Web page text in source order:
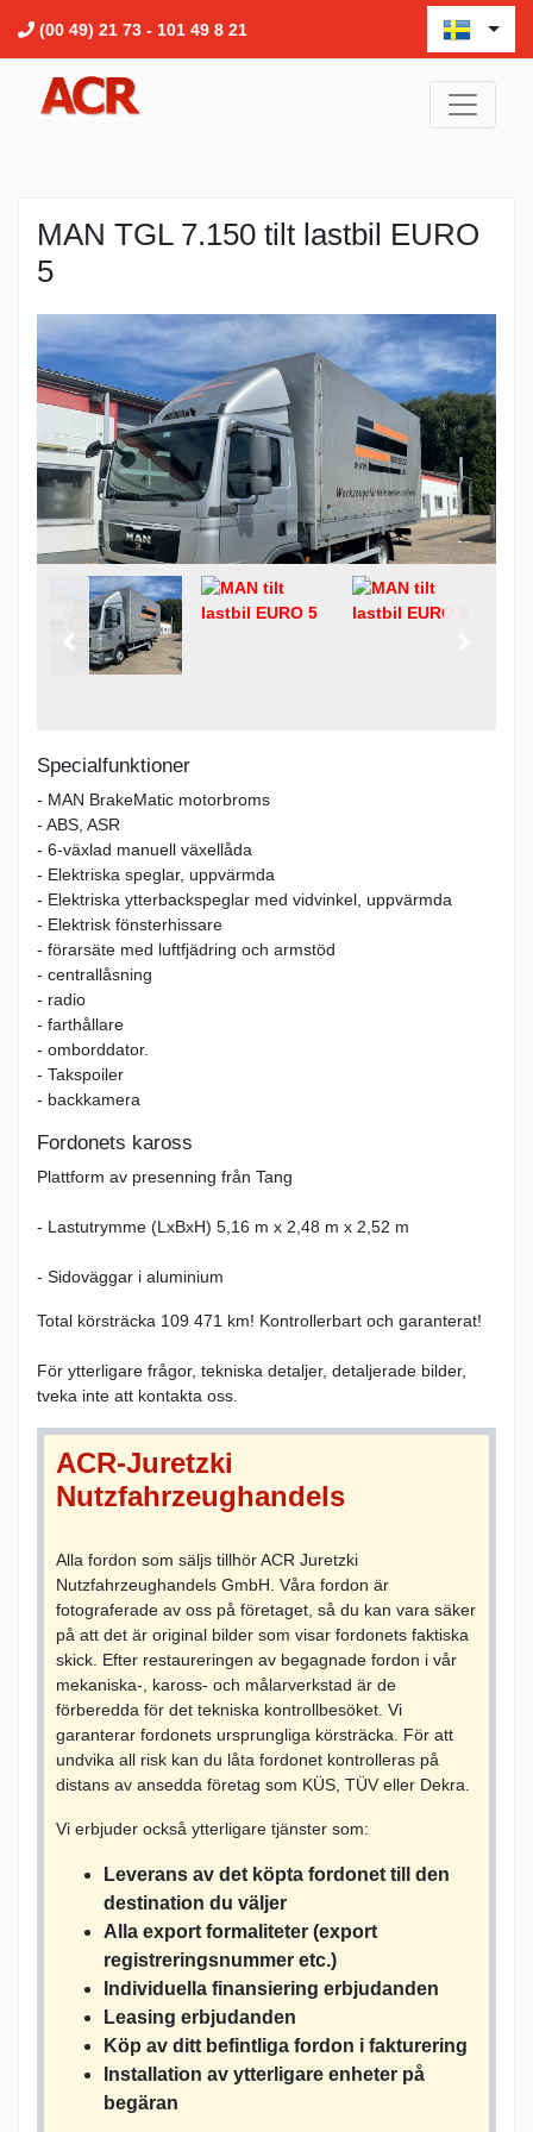
(00 49) 21 73 - 101 49 8 21
MAN TGL 7.150 tilt lastbil EURO
5
Specialfunktioner
- MAN BrakeMatic motorbroms
- ABS, ASR
- 6-växlad manuell växellåda
- Elektriska speglar, uppvärmda
- Elektriska ytterbackspeglar med vidvinkel, uppvärmda
- Elektrisk fönsterhissare
- förarsäte med luftfjädring och armstöd
- centrallåsning
- radio
- farthållare
- omborddator.
- Takspoiler
- backkamera
Fordonets kaross
Plattform av presenning från Tang
- Lastutrymme (LxBxH) 5,16 m x 2,48 m x 2,52 m
- Sidoväggar i aluminium
Total körsträcka 109 471 km! Kontrollerbart och garanterat!
För ytterligare frågor, tekniska detaljer, detaljerade bilder,
tveka inte att kontakta oss.
ACR-Juretzki
Nutzfahrzeughandels
Alla fordon som säljs tillhör ACR Juretzki
Nutzfahrzeughandels GmbH. Våra fordon är
fotograferade av oss på företaget, så du kan vara säker
på att det är original bilder som visar fordonets faktiska
skick. Efter restaureringen av begagnade fordon i vår
mekaniska-, kaross- och målarverkstad är de
förberedda för det tekniska kontrollbesöket. Vi
garanterar fordonets ursprungliga körsträcka. För att
undvika all risk kan du låta fordonet kontrolleras på
distans av ansedda företag som KÜS, TÜV eller Dekra.
Vi erbjuder också ytterligare tjänster som:
Leverans av det köpta fordonet till den
destination du väljer
Alla export formaliteter (export
registreringsnummer etc.)
Individuella finansiering erbjudanden
Leasing erbjudanden
Köp av ditt befintliga fordon i fakturering
Installation av ytterligare enheter på
begäran